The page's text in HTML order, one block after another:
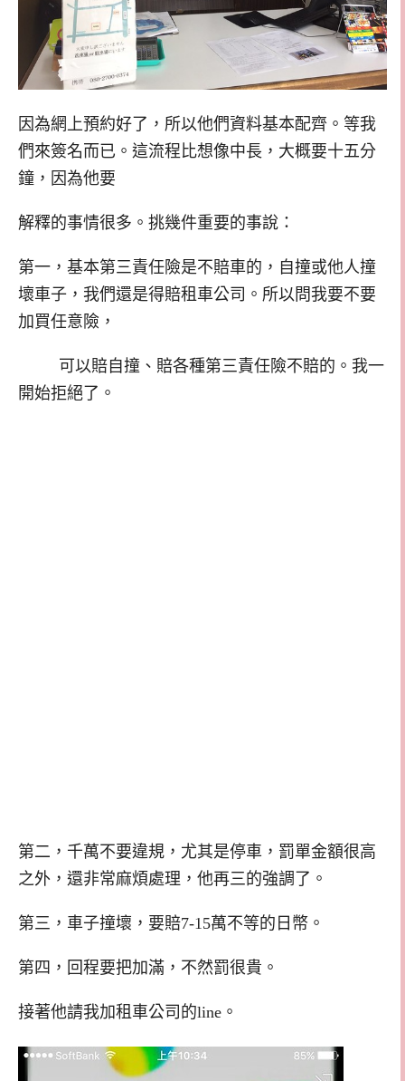
因為網上預約好了，所以他們資料基本配齊。等我
們來簽名而已。這流程比想像中長，大概要十五分
鐘，因為他要
解釋的事情很多。挑幾件重要的事說：
第一，基本第三責任險是不賠車的，自撞或他人撞
壞車子，我們還是得賠租車公司。所以問我要不要
加買任意險，
可以賠自撞、賠各種第三責任險不賠的。我一
開始拒絕了。
第二，千萬不要違規，尤其是停車，罰單金額很高
之外，還非常麻煩處理，他再三的強調了。
第三，車子撞壞，要賠7-15萬不等的日幣。
第四，回程要把加滿，不然罰很貴。
接著他請我加租車公司的line。